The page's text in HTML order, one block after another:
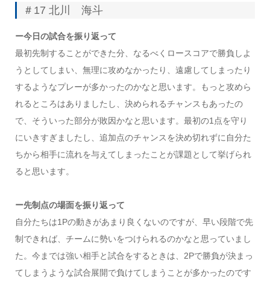
＃17 北川 海斗
ー今日の試合を振り返って
最初先制することができた分、なるべくロースコアで勝負しよ
うとしてしまい、無理に攻めなかったり、遠慮してしまったり
するようなプレーが多かったのかなと思います。もっと攻めら
れるところはありましたし、決められるチャンスもあったの
で、そういった部分が敗因かなと思います。最初の1点を守り
にいきすぎましたし、追加点のチャンスを決め切れずに自分た
ちから相手に流れを与えてしまったことが課題として挙げられ
ると思います。
ー先制点の場面を振り返って
自分たちは1Pの動きがあまり良くないのですが、早い段階で先
制できれば、チームに勢いをつけられるのかなと思っていまし
た。今までは強い相手と試合をするときは、2Pで勝負が決まっ
てしまうような試合展開で負けてしまうことが多かったのです